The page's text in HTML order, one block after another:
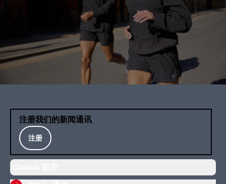
注册我们的新闻通讯
注册